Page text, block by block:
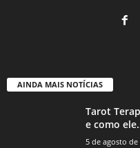
AINDA MAIS NOTÍCIAS
Tarot
e como
5 de agosto de